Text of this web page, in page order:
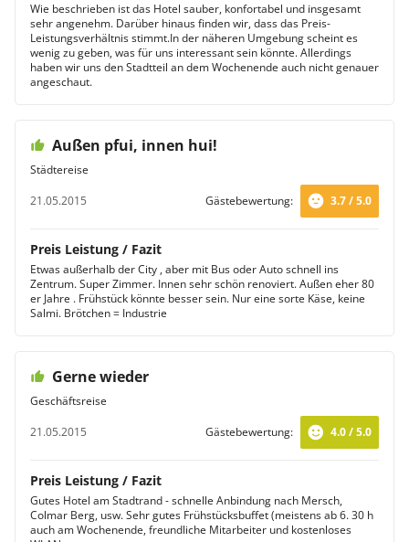
Wie beschrieben ist das Hotel sauber, konfortabel und insgesamt
sehr angenehm. Darüber hinaus finden wir, dass das Preis-
Leistungsverhältnis stimmt.In der näheren Umgebung scheint es
wenig zu geben, was für uns interessant sein könnte. Allerdings
haben wir uns den Stadtteil an dem Wochenende auch nicht genauer
angeschaut.
Außen pfui, innen hui!
Städtereise
21.05.2015
Gästebewertung: 3.7 / 5.0
Preis Leistung / Fazit
Etwas außerhalb der City , aber mit Bus oder Auto schnell ins
Zentrum. Super Zimmer. Innen sehr schön renoviert. Außen eher 80
er Jahre . Frühstück könnte besser sein. Nur eine sorte Käse, keine
Salmi. Brötchen = Industrie
Gerne wieder
Geschäftsreise
21.05.2015
Gästebewertung: 4.0 / 5.0
Preis Leistung / Fazit
Gutes Hotel am Stadtrand - schnelle Anbindung nach Mersch,
Colmar Berg, usw. Sehr gutes Frühstücksbuffet (meistens ab 6. 30 h
auch am Wochenende, freundliche Mitarbeiter und kostenloses